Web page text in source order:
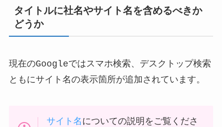
タイトルに社名やサイト名を含めるべきか
どうか
現在のGoogleではスマホ検索、デスクトップ検索
ともにサイト名の表示箇所が追加されています。
サイト名 についての説明をご覧くださ